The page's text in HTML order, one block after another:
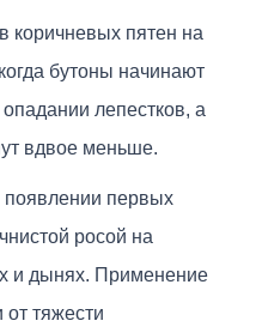
коричневых пятен на
бутоны начинают
лепестков, а
вдвое меньше.
первых
росой на
и дынях. Применение
тяжести